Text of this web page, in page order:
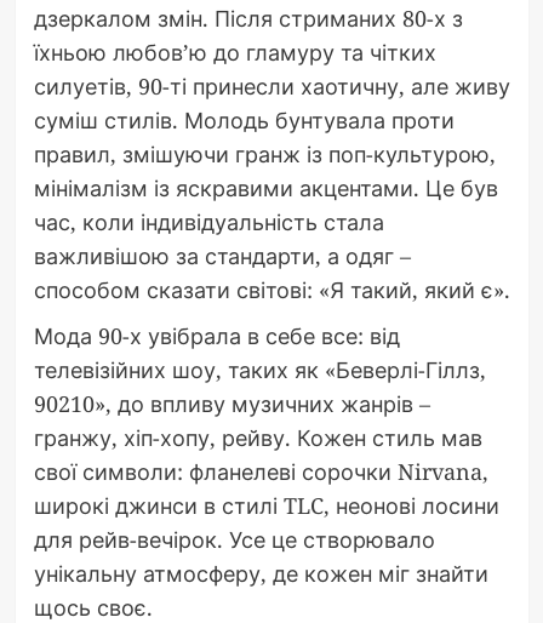
дзеркалом змін. Після стриманих 80-х з
їхньою любов’ю до гламуру та чітких
силуетів, 90-ті принесли хаотичну, але живу
суміш стилів. Молодь бунтувала проти
правил, змішуючи гранж із поп-культурою,
мінімалізм із яскравими акцентами. Це був
час, коли індивідуальність стала
важливішою за стандарти, а одяг –
способом сказати світові: «Я такий, який є».
Мода 90-х увібрала в себе все: від
телевізійних шоу, таких як «Беверлі-Гіллз,
90210», до впливу музичних жанрів –
гранжу, хіп-хопу, рейву. Кожен стиль мав
свої символи: фланелеві сорочки Nirvana,
широкі джинси в стилі TLC, неонові лосини
для рейв-вечірок. Усе це створювало
унікальну атмосферу, де кожен міг знайти
щось своє.